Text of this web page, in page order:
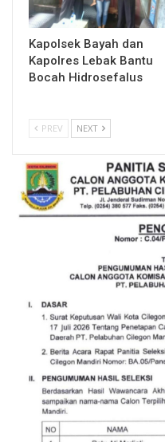
Kapolsek Bayah dan
Kapolres Lebak Bantu
Bocah Hidrosefalus
PREV NEXT